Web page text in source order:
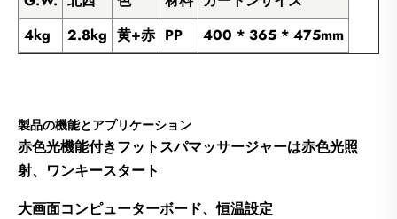
4kg
2.8kg 黄+赤 PP 400 * 365 * 475mm
製品の機能とアプリケーション
赤色光機能付きフットスパマッサージャーは赤色光照
射、ワンキースタート
大画面コンピューターボード、恒温設定